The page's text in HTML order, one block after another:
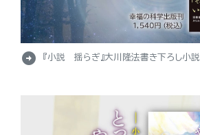
arrow_circle_right 『小説 揺らぎ』大川隆法書き下ろし小説